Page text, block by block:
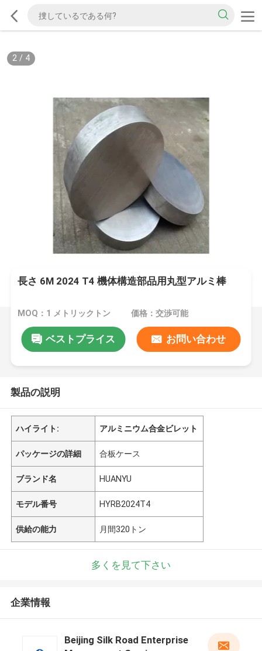
2/ 4
長さ 6M 2024 T4 機体構造部品用丸型アルミ棒
MOQ：1 メトリックトン 価格：交渉可能
ベストプライス お問い合わせ
製品の説明
ハイライト: アルミニウム合金ビレット
パッケージの詳細 合板ケース
ブランド名 HUANYU
モデル番号 HYRB2024T4
供給の能力 月間320トン
多くを見て下さい
企業情報
Beijing Silk Road Enterprise